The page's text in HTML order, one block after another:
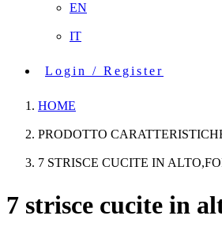
EN
IT
Login / Register
HOME
PRODOTTO
7 STRISCE CUCITE IN
7 strisce cucite in